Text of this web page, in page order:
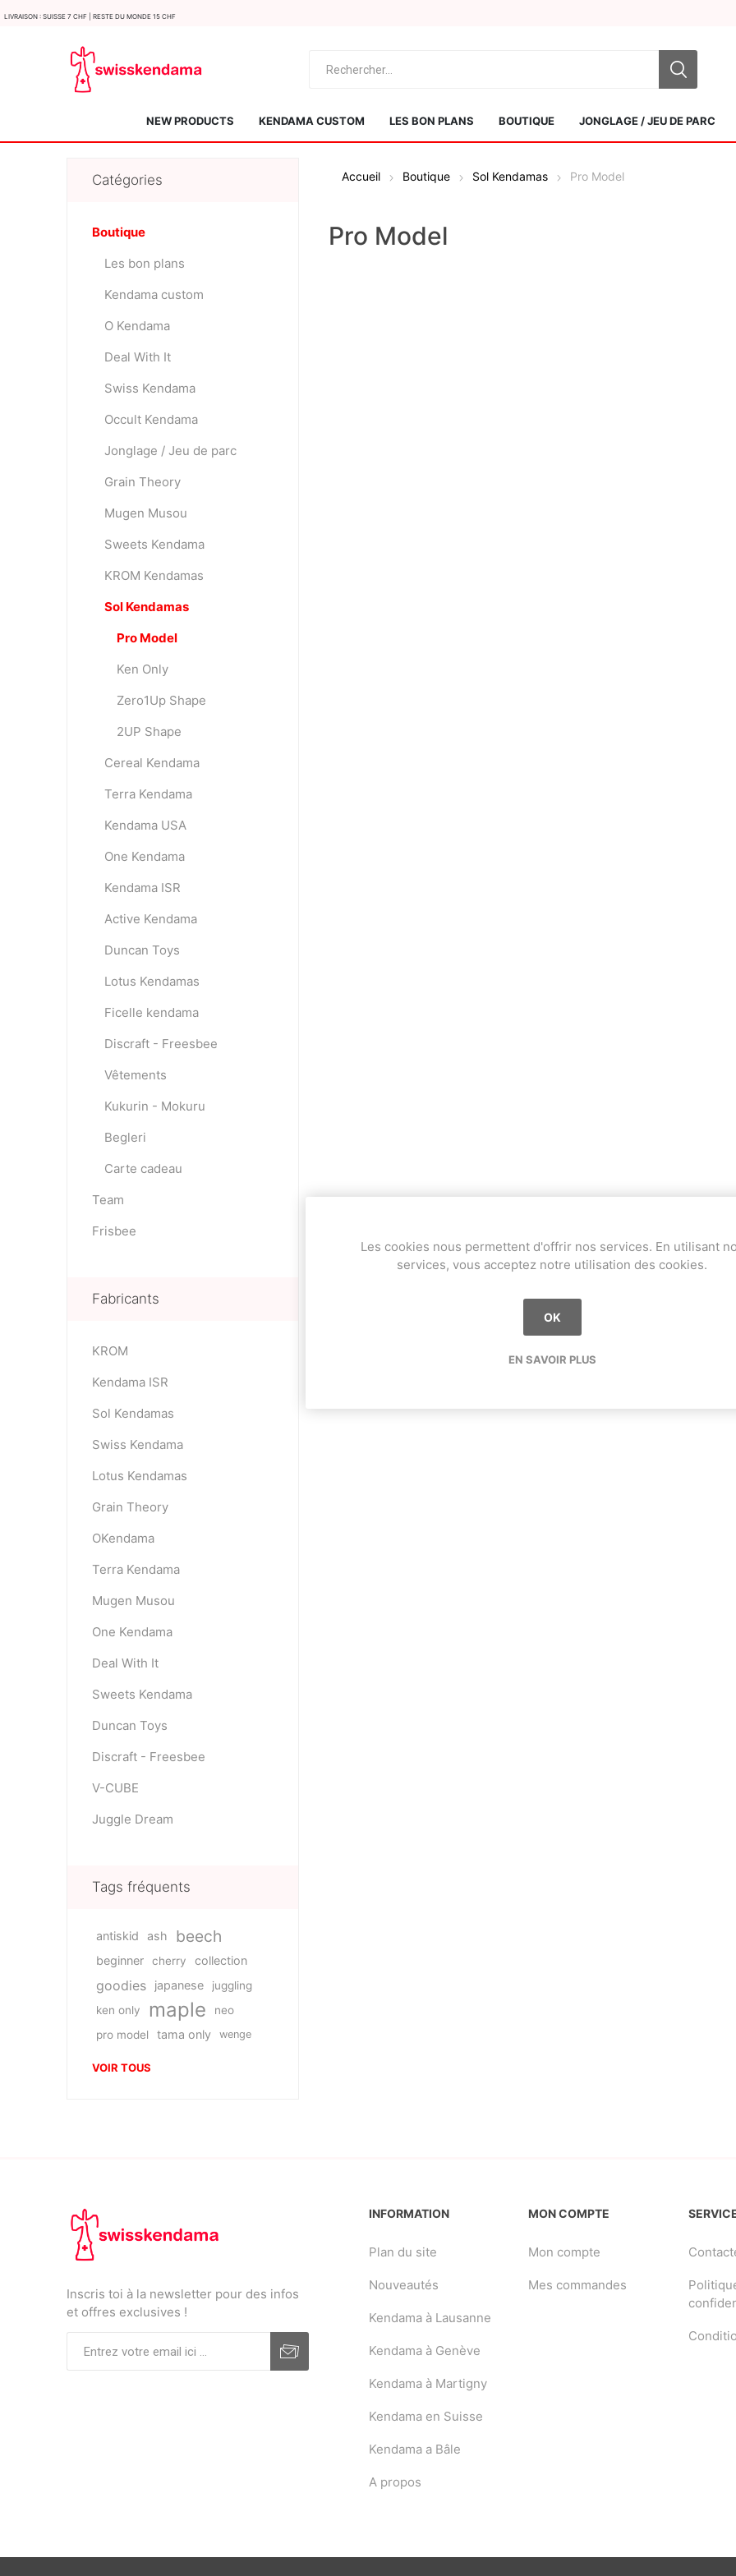
LIvraison : Suisse 7 CHF | Reste du monde 15 CHF
NEW PRODUCTS KENDAMA CUSTOM LES BON PLANS BOUTIQUE JONGLAGE / JEU DE PARC
Accueil Boutique Sol Kendamas Pro Model
Pro Model
Catégories
Boutique
Les bon plans
Kendama custom
O Kendama
Deal With It
Swiss Kendama
Occult Kendama
Jonglage / Jeu de parc
Grain Theory
Mugen Musou
Sweets Kendama
KROM Kendamas
Sol Kendamas
Pro Model
Ken Only
Zero1Up Shape
2UP Shape
Cereal Kendama
Terra Kendama
Kendama USA
One Kendama
Kendama ISR
Active Kendama
Duncan Toys
Lotus Kendamas
Ficelle kendama
Discraft - Freesbee
Vêtements
Kukurin - Mokuru
Begleri
Carte cadeau
Team
Frisbee
Fabricants
KROM
Kendama ISR
Sol Kendamas
Swiss Kendama
Lotus Kendamas
Grain Theory
OKendama
Terra Kendama
Mugen Musou
One Kendama
Deal With It
Sweets Kendama
Duncan Toys
Discraft - Freesbee
V-CUBE
Juggle Dream
Tags fréquents
antiskid ash beech
beginner cherry collection
goodies japanese
juggling
ken only
maple
neo
pro model
tama only wenge
VOIR TOUS
Inscris toi à la newsletter pour des infos
et offres exclusives !
INFORMATION
Plan du site
Nouveautés
Kendama à Lausanne
Kendama à Genève
Kendama à Martigny
Kendama en Suisse
Kendama a Bâle
A propos
MON COMPTE
Mon compte
Mes commandes
Les cookies nous permettent d'offrir nos services. En utilisant
services, vous acceptez notre utilisation des cookies.
OK
EN SAVOIR PLUS